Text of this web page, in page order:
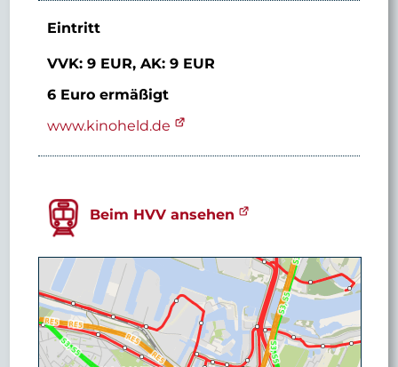
Eintritt
VVK: 9 EUR, AK: 9 EUR
6 Euro ermäßigt
www.kinoheld.de
Beim HVV ansehen